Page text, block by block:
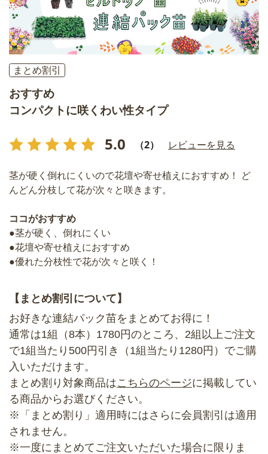
まとめ割引
おすすめ
コンパクトに咲くわい性タイプ
5.0 （2） レビューを見る
茎が硬く倒れにくいので花壇や寄せ植えにおすすめ！ ど
んどん分枝して花が次々と咲きます。
ココがおすすめ
●茎が硬く、倒れにくい
●花壇や寄せ植えにおすすめ
●優れた分枝性で花が次々と咲く！
【まとめ割引について】
お好きな連結パック苗をまとめてお得に！
通常は1組（8本）1780円のところ、2組以上ご注文
で1組当たり500円引き（1組当たり1280円）でご購
入いただけます。
まとめ割り対象商品はこちらのページに掲載してい
る商品からお選びください。
※「まとめ割り」適用時にはさらに会員割引は適用
されません。
※一度にまとめてご注文いただいた場合に限りま